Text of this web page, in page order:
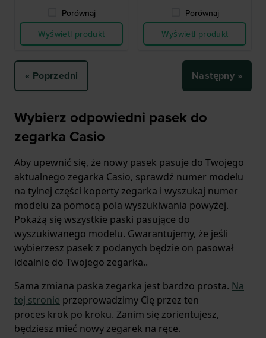
Porównaj
Wyświetl produkt
Porównaj
Wyświetl produkt
« Poprzedni Następny »
Wybierz odpowiedni pasek do
zegarka Casio
Aby upewnić się, że nowy pasek pasuje do Twojego
aktualnego zegarka Casio, sprawdź numer modelu
na tylnej części koperty zegarka i wyszukaj numer
modelu za pomocą pola wyszukiwania powyżej.
Pokażą się wszystkie paski pasujące do
wyszukiwanego modelu. Gwarantujemy, że jeśli
wybierzesz pasek z podanych będzie on pasował
idealnie do Twojego zegarka..
Sama zmiana paska zegarka jest bardzo prosta. Na
tej stronie przeprowadzimy Cię przez ten
proces krok po kroku. Zanim się zorientujesz,
będziesz mieć nowy zegarek na ręce.